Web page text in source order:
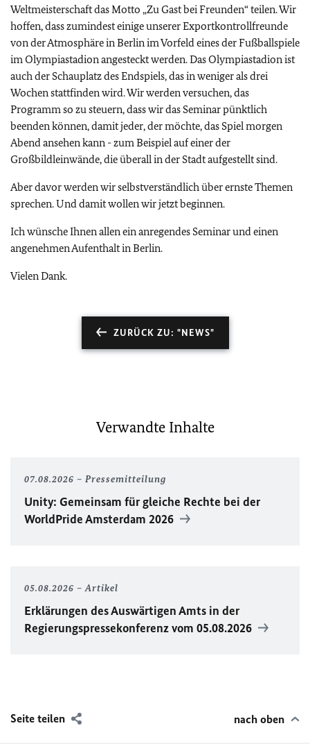
Weltmeisterschaft das Motto „Zu Gast bei Freunden“ teilen. Wir
hoffen, dass zumindest einige unserer Exportkontrollfreunde
von der Atmosphäre in Berlin im Vorfeld eines der Fußballspiele
im Olympiastadion angesteckt werden. Das Olympiastadion ist
auch der Schauplatz des Endspiels, das in weniger als drei
Wochen stattfinden wird. Wir werden versuchen, das
Programm so zu steuern, dass wir das Seminar pünktlich
beenden können, damit jeder, der möchte, das Spiel morgen
Abend ansehen kann - zum Beispiel auf einer der
Großbildleinwände, die überall in der Stadt aufgestellt sind.
Aber davor werden wir selbstverständlich über ernste Themen
sprechen. Und damit wollen wir jetzt beginnen.
Ich wünsche Ihnen allen ein anregendes Seminar und einen
angenehmen Aufenthalt in Berlin.
Vielen Dank.
ZURÜCK ZU: "NEWS"
Verwandte Inhalte
07.08.2026 Pressemitteilung
Unity: Gemeinsam für gleiche Rechte bei der
WorldPrideAmsterdam 2026
05.08.2026 Artikel
Erklärungen des Auswärtigen Amts in der
Regierungspressekonferenz vom 05.08.2026
Seite teilen nach oben